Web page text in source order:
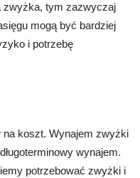
tym zazwyczaj
mogą być bardziej
i potrzebę
na koszt. Wynajem zwyżki
wynajem.
potrzebować zwyżki i